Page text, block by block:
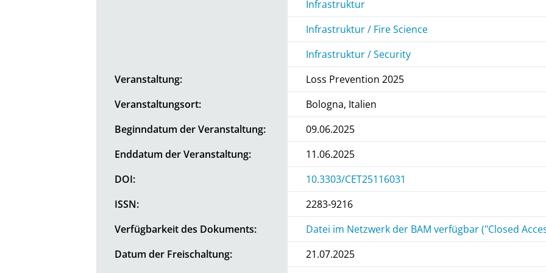
Infrastruktur
Infrastruktur / Fire Science
Infrastruktur / Security
Veranstaltung:
Loss Prevention 2025
Veranstaltungsort:
Bologna, Italien
Beginndatum der Veranstaltung:
09.06.2025
Enddatum der Veranstaltung:
11.06.2025
DOI:
10.3303/CET25116031
ISSN:
2283-9216
Verfügbarkeit des Dokuments:
Datei im Netzwerk der BAM verfügbar ("Closed
Datum der Freischaltung:
21.07.2025